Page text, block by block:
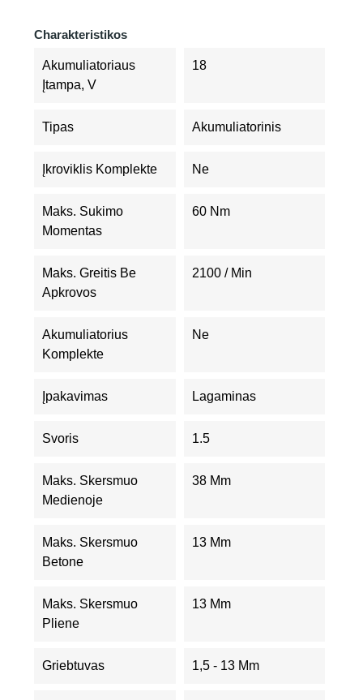
Charakteristikos
Akumuliatoriaus
Įtampa, V
18
Tipas Akumuliatorinis
Įkroviklis Komplekte Ne
Maks. Sukimo
Momentas
60 Nm
Maks. Greitis Be
Apkrovos
2100 / Min
Akumuliatorius
Komplekte
Ne
Įpakavimas Lagaminas
Svoris 1.5
Maks. Skersmuo
Medienoje
38 Mm
Maks. Skersmuo
Betone
13 Mm
Maks. Skersmuo
Pliene
13 Mm
Griebtuvas 1,5 - 13 Mm